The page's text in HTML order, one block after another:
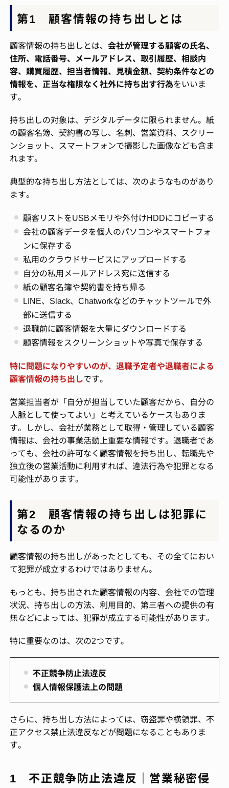
第1 顧客情報の持ち出しとは
顧客情報の持ち出しとは、会社が管理する顧客の氏名、
住所、電話番号、メールアドレス、取引履歴、相談内
容、購買履歴、担当者情報、見積金額、契約条件などの
情報を、正当な権限なく社外に持ち出す行為をいいま
す。
持ち出しの対象は、デジタルデータに限られません。紙
の顧客名簿、契約書の写し、名刺、営業資料、スクリー
ンショット、スマートフォンで撮影した画像なども含ま
れます。
典型的な持ち出し方法としては、次のようなものがあり
ます。
顧客リストをUSBメモリや外付けHDDにコピーする
会社の顧客データを個人のパソコンやスマートフォ
ンに保存する
私用のクラウドサービスにアップロードする
自分の私用メールアドレス宛に送信する
紙の顧客名簿や契約書を持ち帰る
LINE、Slack、Chatworkなどのチャットツールで外
部に送信する
退職前に顧客情報を大量にダウンロードする
顧客情報をスクリーンショットや写真で保存する
特に問題になりやすいのが、退職予定者や退職者による
顧客情報の持ち出しです。
営業担当者が「自分が担当していた顧客だから、自分の
人脈として使ってよい」と考えているケースもありま
す。しかし、会社が業務として取得・管理している顧客
情報は、会社の事業活動上重要な情報です。退職者であ
っても、会社の許可なく顧客情報を持ち出し、転職先や
独立後の営業活動に利用すれば、違法行為や犯罪となる
可能性があります。
第2 顧客情報の持ち出しは犯罪に
なるのか
顧客情報の持ち出しがあったとしても、その全てにおい
て犯罪が成立するわけではありません。
もっとも、持ち出された顧客情報の内容、会社での管理
状況、持ち出しの方法、利用目的、第三者への提供の有
無などによっては、犯罪が成立する可能性があります。
特に重要なのは、次の2つです。
不正競争防止法違反
個人情報保護法上の問題
さらに、持ち出し方法によっては、窃盗罪や横領罪、不
正アクセス禁止法違反などが問題になることもありま
す。
1 不正競争防止法違反｜営業秘密侵